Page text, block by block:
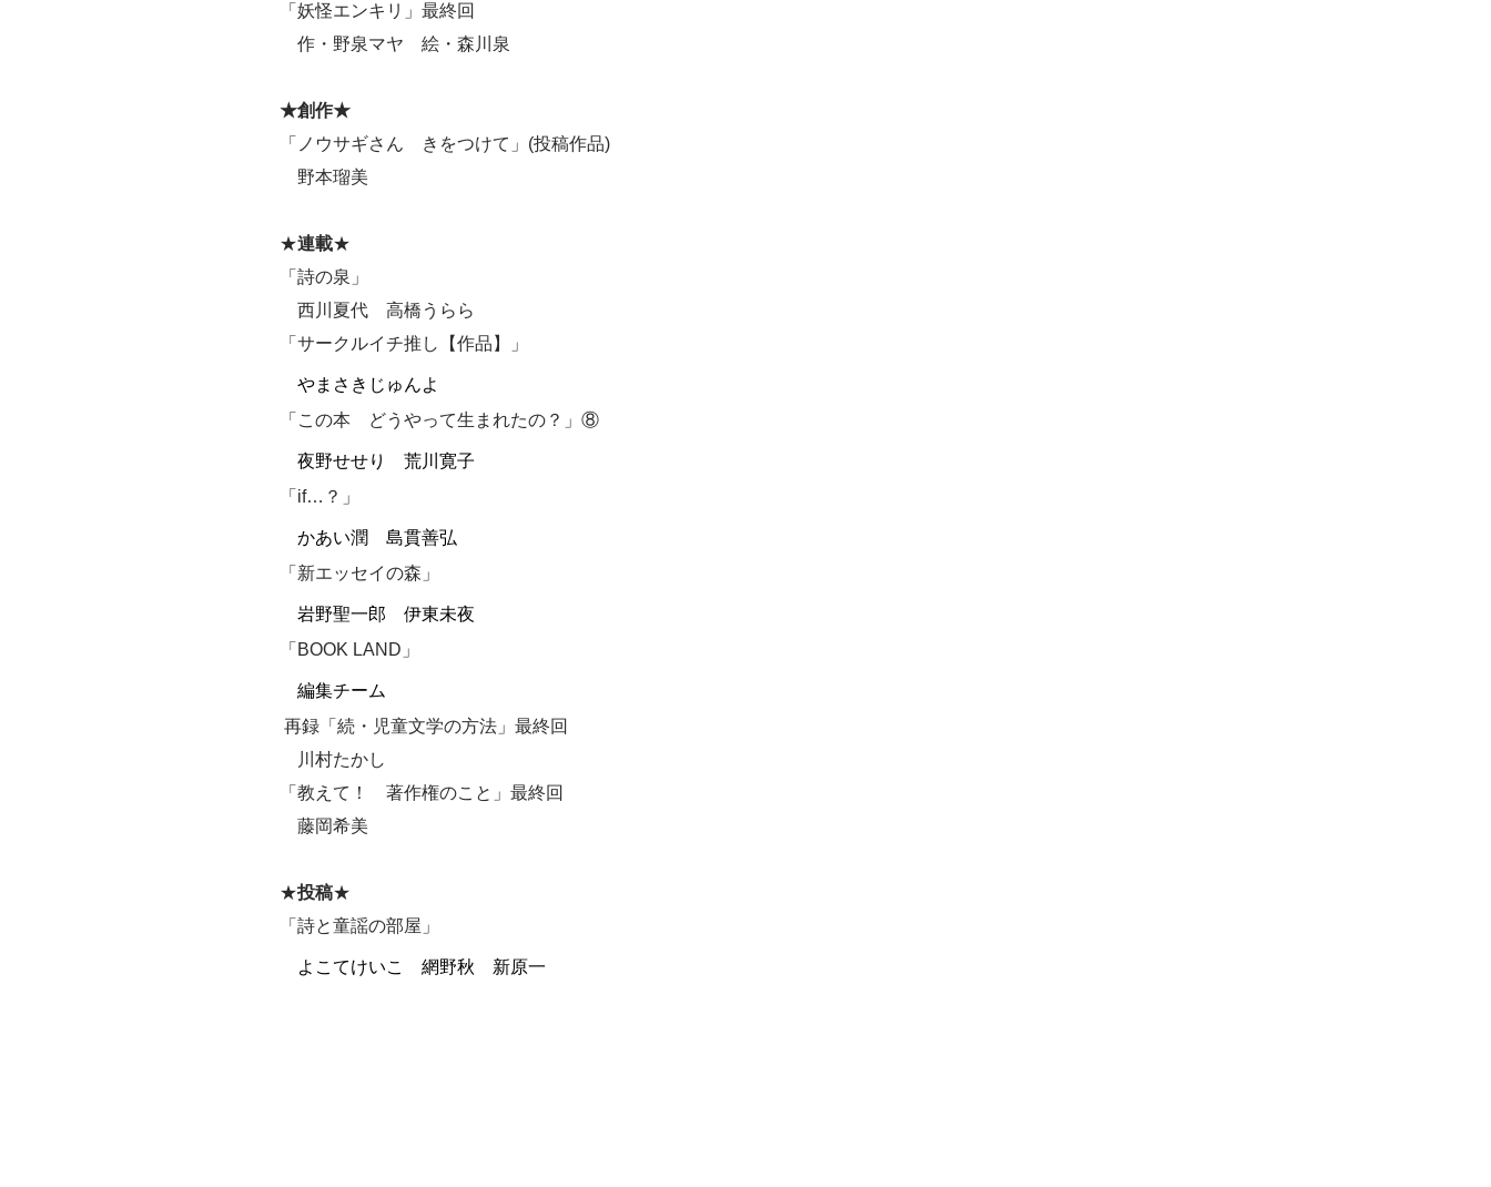
「妖怪エンキリ」最終回
作・野泉マヤ 絵・森川泉
★創作★
「ノウサギさん きをつけて」 (投稿作品)
野本瑠美
★連載★
「詩の泉」
西川夏代 高橋うらら
「サークルイチ推し【作品】」
やまさきじゅんよ
「この本 どうやって生まれたの？」⑧
夜野せせり 荒川寛子
「 if… ？」
かあい潤 島貫善弘
「新エッセイの森」
岩野聖一郎 伊東未夜
「 BOOK LAND 」
編集チーム
再録「続・児童文学の方法」最終回
川村たかし
「教えて！ 著作権のこと」最終回
藤岡希美
★投稿★
「詩と童謡の部屋」
よこてけいこ 網野秋 新原一